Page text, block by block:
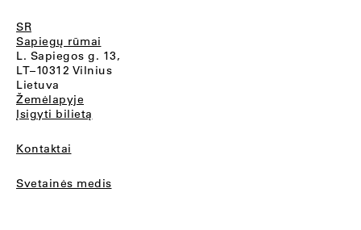
SR
Sapiegų rūmai
L. Sapiegos g. 13,
LT–10312 Vilnius
Lietuva
Žemėlapyje
Įsigyti bilietą
Kontaktai
Svetainės medis